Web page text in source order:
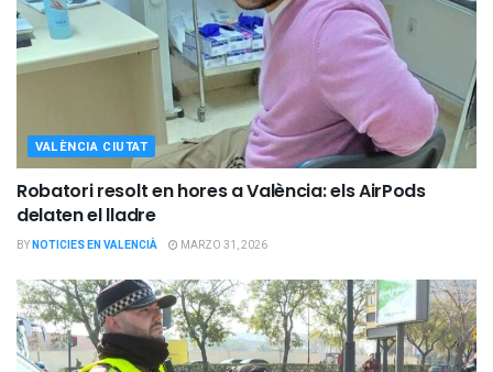
VALÈNCIA CIUTAT
Robatori resolt en hores a València: els AirPods
delaten el lladre
BYNOTICIES EN VALENCIÀ MARZO 31, 2026